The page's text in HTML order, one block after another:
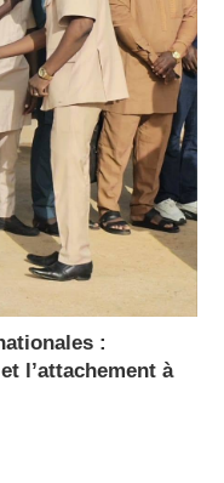
:
l’attachement à